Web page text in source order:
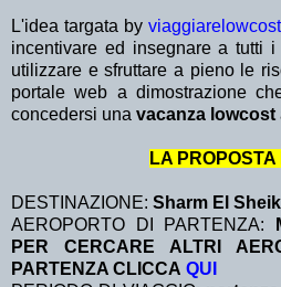
L'idea targata by
incentivare ed insegnare a tutti
utilizzare e sfruttare a pieno le
portale web a dimostrazione
concedersi una vacanza lowcost
LA PROPOSTA
DESTINAZIONE: Sharm El
AEROPORTO DI PARTENZA:
PER CERCARE ALTRI
PARTENZA CLICCA QUI